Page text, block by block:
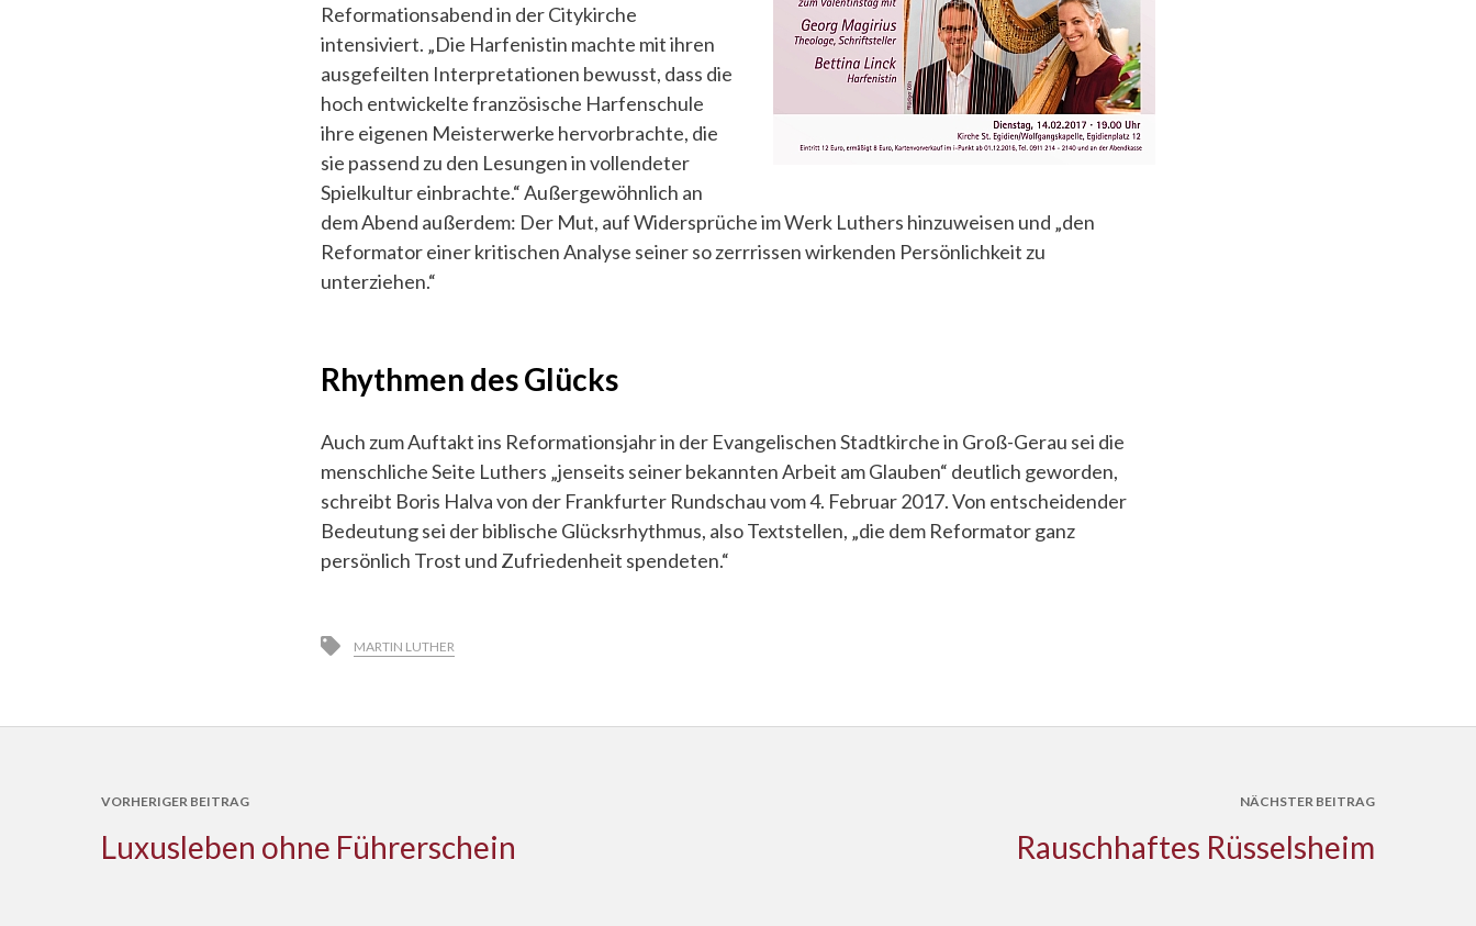
Reformationsabend in der Citykirche
intensiviert. „Die Harfenistin machte mit ihren
ausgefeilten Interpretationen bewusst, dass die
hoch entwickelte französische Harfenschule
ihre eigenen Meisterwerke hervorbrachte, die
sie passend zu den Lesungen in vollendeter
Spielkultur einbrachte.“ Außergewöhnlich an
dem Abend außerdem: Der Mut, auf Widersprüche im Werk Luthers hinzuweisen und „den
Reformator einer kritischen Analyse seiner so zerrrissen wirkenden Persönlichkeit zu
unterziehen.“
Rhythmen des Glücks
Auch zum Auftakt ins Reformationsjahr in der Evangelischen Stadtkirche in Groß-Gerau sei die
menschliche Seite Luthers „jenseits seiner bekannten Arbeit am Glauben“ deutlich geworden,
schreibt Boris Halva von der Frankfurter Rundschau vom 4. Februar 2017. Von entscheidender
Bedeutung sei der biblische Glücksrhythmus, also Textstellen, „die dem Reformator ganz
persönlich Trost und Zufriedenheit spendeten.“
MARTIN LUTHER
VORHERIGER BEITRAG
Luxusleben ohne Führerschein
NÄCHSTER BEITRAG
Rauschhaftes Rüsselsheim